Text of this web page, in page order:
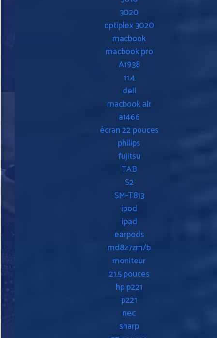
3020
optiplex 3020
macbook
macbook pro
A1938
11.4
dell
macbook air
a1466
écran 22 pouces
philips
fujitsu
TAB
S2
SM-T813
ipod
ipad
earpods
md827zm/b
moniteur
21.5 pouces
hp p221
p221
nec
sharp